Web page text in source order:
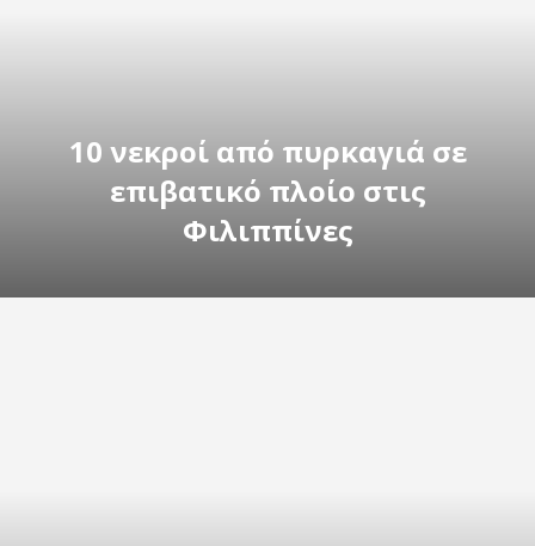
10 νεκροί από πυρκαγιά σε
επιβατικό πλοίο στις
Φιλιππίνες